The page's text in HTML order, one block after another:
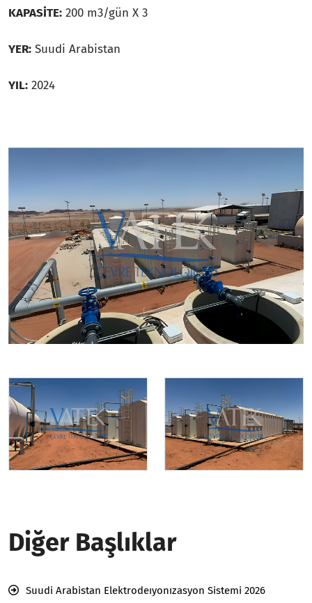
KAPASİTE: 200 m3/gün X 3
YER: Suudi Arabistan
YIL: 2024
Diğer Başlıklar
Suudi Arabistan Elektrodeıyonızasyon Sistemi 2026